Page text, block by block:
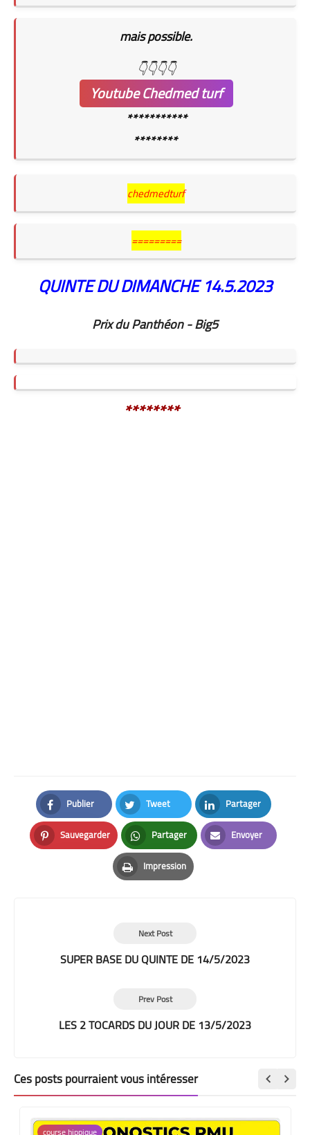
mais possible.
👇👇👇👇
Youtube Chedmed turf
***********
********
chedmedturf
=========
QUINTE DU DIMANCHE 14.5.2023
Prix du Panthéon - Big5
********
Publier
Facebook
Tweet
Twitter
Partager
LinkedIn
Sauvegarder
Pinterest
Partager
Whatsapp
Envoyer
Email
Impression
Print
Next Post
SUPER BASE DU QUINTE DE 14/5/2023
Prev Post
LES 2 TOCARDS DU JOUR DE 13/5/2023
Ces posts pourraient vous intéresser